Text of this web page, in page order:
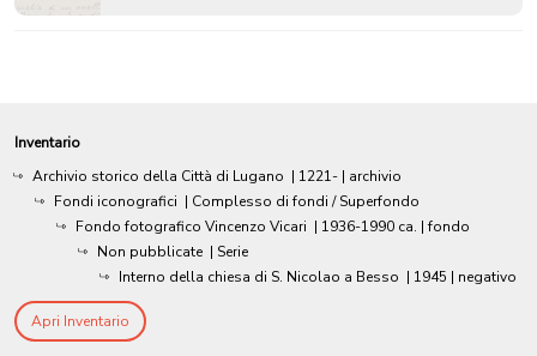
Inventario
Archivio storico della Città di Lugano | 1221- | archivio
Fondi iconografici | Complesso di fondi / Superfondo
Fondo fotografico Vincenzo Vicari | 1936-1990 ca. | fondo
Non pubblicate | Serie
Interno della chiesa di S. Nicolao a Besso | 1945 | negativo
Apri Inventario